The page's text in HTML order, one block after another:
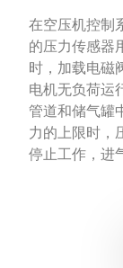
在空压机控制
的压力传感器
时，加载电磁
电机无负荷运
管道和储气罐
力的上限时，
停止工作，进